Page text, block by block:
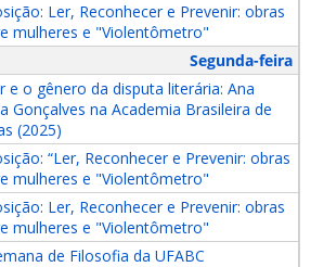
Ler, Reconhecer e Prevenir: obras
mulheres e "Violentômetro"
Segunda-feira
e o gênero da disputa literária: Ana
Gonçalves na Academia Brasileira de
(2025)
“Ler, Reconhecer e Prevenir: obras
mulheres e "Violentômetro"
Ler, Reconhecer e Prevenir: obras
mulheres e "Violentômetro"
de Filosofia da UFABC